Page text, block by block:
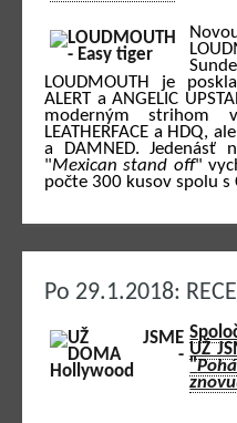
LOUDMOUTH je
ALERT a ANGELIC
moderným strihom
LEATHERFACE a HDQ,
a DAMNED. Jedenásť
"Mexican stand off"
počte 300 kusov spolu s
Po 29.1.2018:
UŽ
"